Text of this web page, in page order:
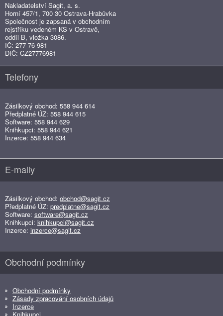
Nakladatelství Sagit, a. s.
Horní 457/1, 700 30 Ostrava-Hrabůvka
Společnost je zapsaná v obchodním
rejstříku vedeném KS v Ostravě,
oddíl B, vložka 3086.
IČ: 277 76 981
DIČ: CZ27776981
Telefony
Zásilkový obchod: 558 944 614
Předplatné ÚZ: 558 944 615
Software: 558 944 629
Knihkupci: 558 944 621
Inzerce: 558 944 634
E-maily
Zásilkový obchod: obchod@sagit.cz
Předplatné ÚZ: predplatne@sagit.cz
Software: software@sagit.cz
Knihkupci: knihkupci@sagit.cz
Inzerce: inzerce@sagit.cz
Obchodní podmínky
Obchodní podmínky
Zásady zpracování osobních údajů
Inzerce